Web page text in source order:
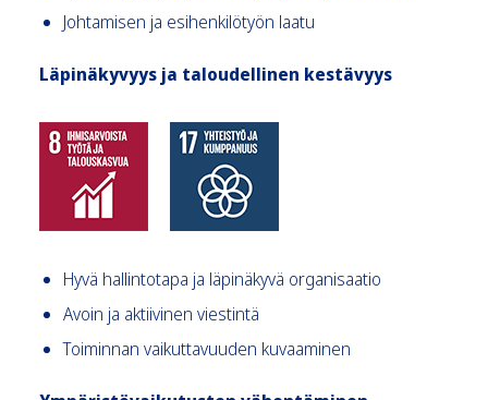
Johtamisen ja esihenkilötyön laatu
Läpinäkyvyys ja taloudellinen kestävyys
Hyvä hallintotapa ja läpinäkyvä organisaatio
Avoin ja aktiivinen viestintä
Toiminnan vaikuttavuuden kuvaaminen